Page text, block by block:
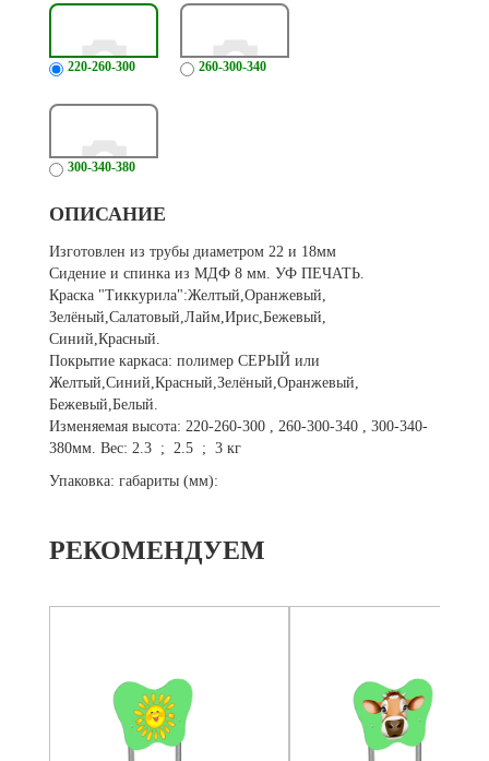
220-260-300 260-300-340
300-340-380
ОПИСАНИЕ
Изготовлен из трубы диаметром 22 и 18мм
Сидение и спинка из МДФ 8 мм. УФ ПЕЧАТЬ.
Краска "Тиккурила":Желтый,Оранжевый,
Зелёный,Салатовый,Лайм,Ирис,Бежевый,
Синий,Красный.
Покрытие каркаса: полимер СЕРЫЙ или
Желтый,Синий,Красный,Зелёный,Оранжевый,
Бежевый,Белый.
Изменяемая высота: 220-260-300 , 260-300-340 , 300-340-
380мм. Вес: 2.3 ; 2.5 ; 3 кг
Упаковка: габариты (мм):
РЕКОМЕНДУЕМ